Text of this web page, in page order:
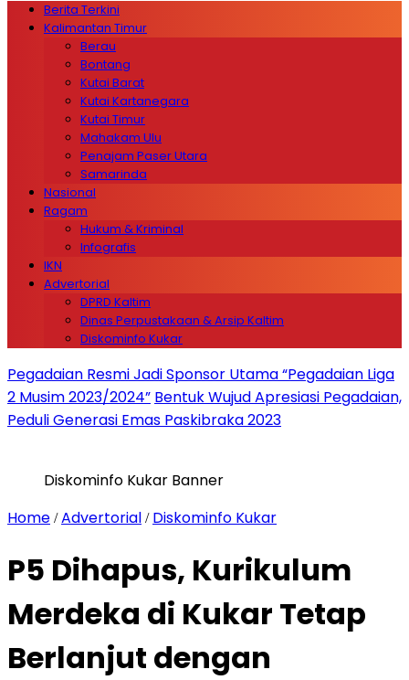
Berita Terkini
Kalimantan Timur
Berau
Bontang
Kutai Barat
Kutai Kartanegara
Kutai Timur
Mahakam Ulu
Penajam Paser Utara
Samarinda
Nasional
Ragam
Hukum & Kriminal
Infografis
IKN
Advertorial
DPRD Kaltim
Dinas Perpustakaan & Arsip Kaltim
Diskominfo Kukar
Pegadaian Resmi Jadi Sponsor Utama “Pegadaian Liga
2 Musim 2023/2024” Bentuk Wujud Apresiasi Pegadaian,
Peduli Generasi Emas Paskibraka 2023
Diskominfo Kukar Banner
Home /Advertorial / Diskominfo Kukar
P5 Dihapus, Kurikulum
Merdeka di Kukar Tetap
Berlanjut dengan